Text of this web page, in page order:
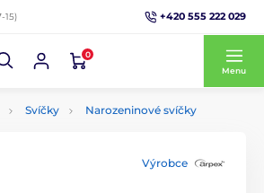
15) +420 555 222 029
0
Menu
Svíčky Narozeninové svíčky
Výrobce